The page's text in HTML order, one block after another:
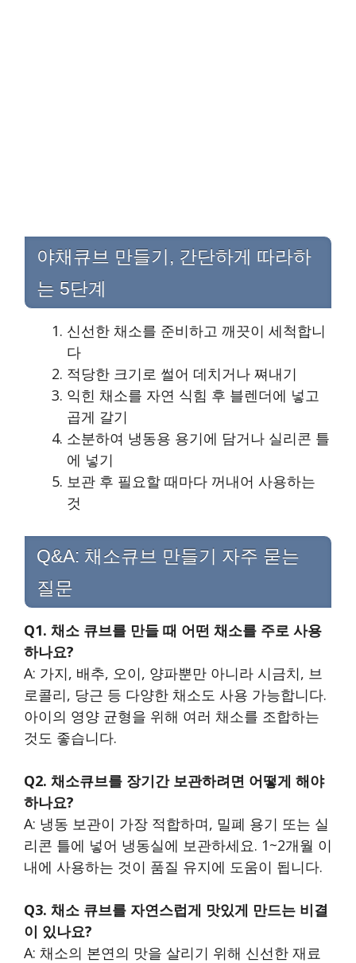
야채큐브 만들기, 간단하게 따라하
는 5단계
신선한 채소를 준비하고 깨끗이 세척합니
다
적당한 크기로 썰어 데치거나 쪄내기
익힌 채소를 자연 식힘 후 블렌더에 넣고
곱게 갈기
소분하여 냉동용 용기에 담거나 실리콘 틀
에 넣기
보관 후 필요할 때마다 꺼내어 사용하는
것
Q&A: 채소큐브 만들기 자주 묻는
질문
Q1. 채소 큐브를 만들 때 어떤 채소를 주로 사용
하나요?
A: 가지, 배추, 오이, 양파뿐만 아니라 시금치, 브
로콜리, 당근 등 다양한 채소도 사용 가능합니다.
아이의 영양 균형을 위해 여러 채소를 조합하는
것도 좋습니다.
Q2. 채소큐브를 장기간 보관하려면 어떻게 해야
하나요?
A: 냉동 보관이 가장 적합하며, 밀폐 용기 또는 실
리콘 틀에 넣어 냉동실에 보관하세요. 1~2개월 이
내에 사용하는 것이 품질 유지에 도움이 됩니다.
Q3. 채소 큐브를 자연스럽게 맛있게 만드는 비결
이 있나요?
A: 채소의 본연의 맛을 살리기 위해 신선한 재료